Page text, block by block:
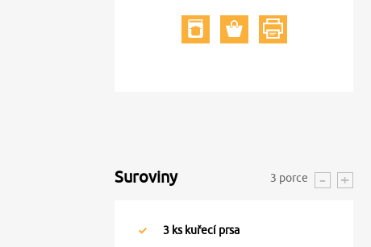
Suroviny 3 porce
3 ks kuřecí prsa